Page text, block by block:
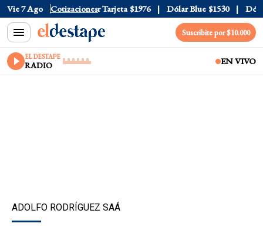
Vie 7 Ago Cotizaciones
$1520 Dólar Tarjeta $1976 Dólar Blue $1530 Dólar
Suscribite por $10.000
EL DESTAPE
RADIO EN VIVO
ADOLFO RODRÍGUEZ SAÁ